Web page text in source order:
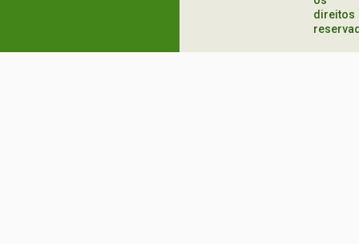
direitos